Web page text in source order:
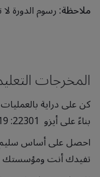
ملاحظة:رسوم الدورة
المخرجات
كن على دراية
بناءً على أيزو 22301: 2019
احصل على أساس سليم
تفيدك أنت ومؤسستك